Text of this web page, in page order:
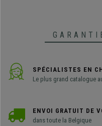
SPÉCIALISTES EN
Le plus grand catalogue
ENVOI GRATUIT DE
dans toute la Belgique